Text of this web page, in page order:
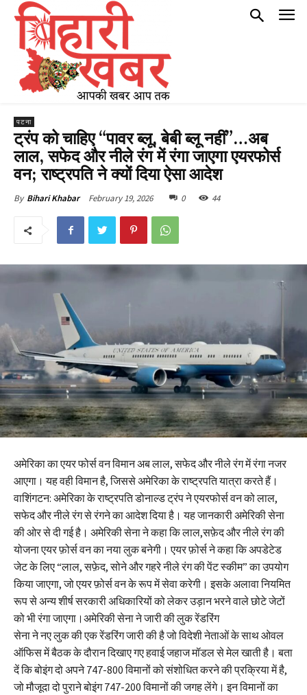
पटना
ट्रंप को चाहिए “पावर ब्लू, बेबी ब्लू नहीं”…अब
लाल, सफेद और नीले रंग में रंगा जाएगा एयरफोर्स
वन; राष्ट्रपति ने क्यों दिया ऐसा आदेश
By Bihari Khabar February 19, 2026 0 44
अमेरिका का एयर फोर्स वन विमान अब लाल, सफेद और नीले रंग में रंगा नजर
आएगा। यह वही विमान है, जिससे अमेरिका के राष्ट्रपति यात्रा करते हैं।
वाशिंगटन: अमेरिका के राष्ट्रपति डोनाल्ड ट्रंप ने एयरफोर्स वन को लाल,
सफेद और नीले रंग से रंगने का आदेश दिया है। यह जानकारी अमेरिकी सेना
की ओर से दी गई है। अमेरिकी सेना ने कहा कि लाल,सफ़ेद और नीले रंग की
योजना एयर फ़ोर्स वन का नया लुक बनेगी। एयर फ़ोर्स ने कहा कि अपडेटेड
जेट के लिए “लाल, सफ़ेद, सोने और गहरे नीले रंग की पेंट स्कीम” का उपयोग
किया जाएगा, जो एयर फ़ोर्स वन के रूप में सेवा करेगी। इसके अलावा नियमित
रूप से अन्य शीर्ष सरकारी अधिकारियों को लेकर उड़ान भरने वाले छोटे जेटों
को भी रंगा जाएगा।अमेरिकी सेना ने जारी की लुक रेंडरिंग
सेना ने नए लुक की एक रेंडरिंग जारी की है जो विदेशी नेताओं के साथ ओवल
ऑफिस में बैठक के दौरान दिखाए गए हवाई जहाज मॉडल से मेल खाती है। बता
दें कि बोइंग दो अपने 747-800 विमानों को संशोधित करने की प्रक्रिया में है,
जो मौजूदा दो पुराने बोइंग 747-200 विमानों की जगह लेंगे। इन विमानों का